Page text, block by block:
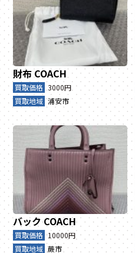
財布COACH
買取価格 3000円
買取地域 浦安市
バック COACH
買取価格 10000円
買取地域 蕨市